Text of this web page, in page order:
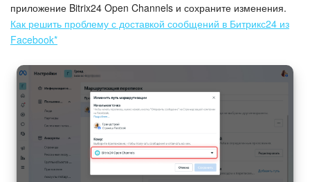
приложение Bitrix24 Open Channels и сохраните изменения.
Как решить проблему с доставкой сообщений в Битрикс24 из
Facebook*